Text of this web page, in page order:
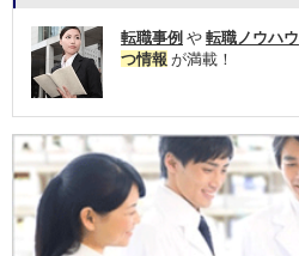
転職事例 や 転職ノウハウ
つ情報 が満載！